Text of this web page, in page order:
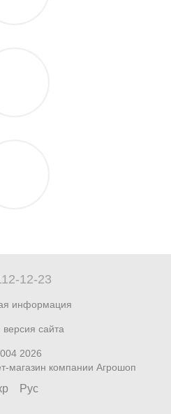
12-23
информация
сайта
2026
магазин компании Агрошоп
Рус